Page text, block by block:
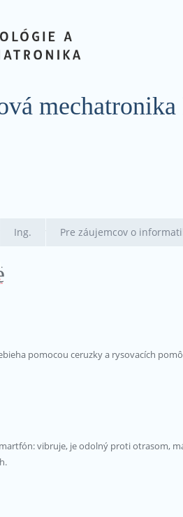
Ing. Pre záujemcov o
pomocou ceruzky a rysovacích
vibruje, je odolný proti otrasom,